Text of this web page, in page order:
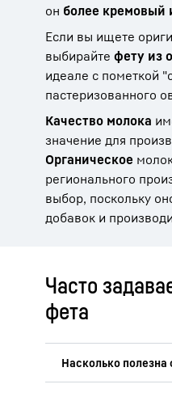
он более кремовый
Если вы ищете
выбирайте фету из
идеале с пометкой
пастеризованного
Качество молока
значение для
Органическое
регионального
выбор, поскольку
добавок и
Часто
фета